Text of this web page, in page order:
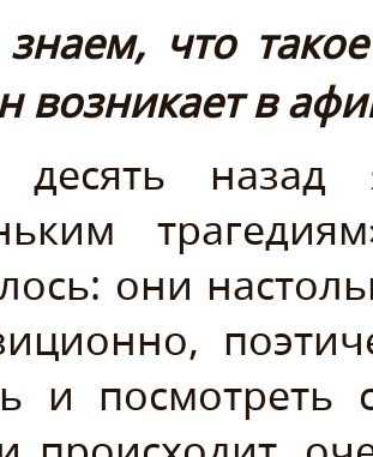
что
возникает в
назад
они
и посмотреть